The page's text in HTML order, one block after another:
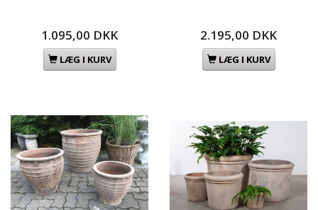
1.095,00 DKK
LÆG I KURV
2.195,00 DKK
LÆG I KURV